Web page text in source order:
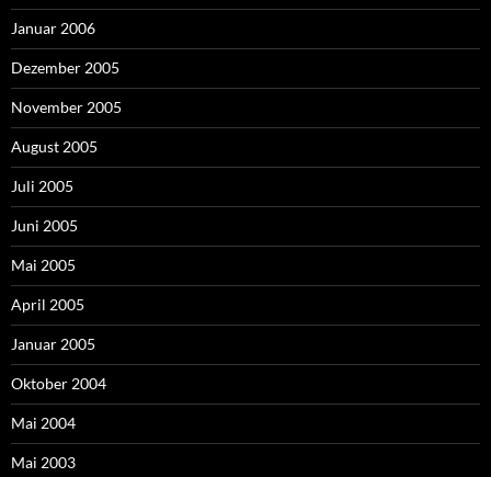
Januar 2006
Dezember 2005
November 2005
August 2005
Juli 2005
Juni 2005
Mai 2005
April 2005
Januar 2005
Oktober 2004
Mai 2004
Mai 2003